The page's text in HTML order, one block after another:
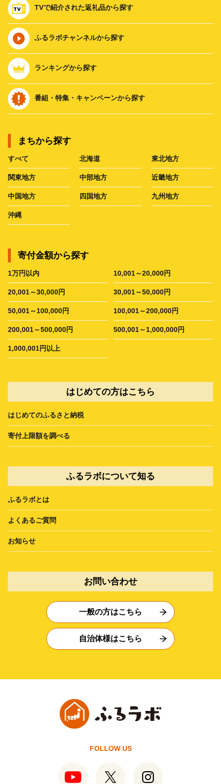
TVで紹介された返礼品から探す
ふるラボチャンネルから探す
ランキングから探す
番組・特集・キャンペーンから探す
まちから探す
すべて 北海道 東北地方
関東地方 中部地方 近畿地方
中国地方 四国地方 九州地方
沖縄
寄付金額から探す
1万円以内 10,001～20,000円
20,001～30,000円 30,001～50,000円
50,001～100,000円 100,001～200,000円
200,001～500,000円 500,001～1,000,000円
1,000,001円以上
はじめての方はこちら
はじめてのふるさと納税
寄付上限額を調べる
ふるラボについて知る
ふるラボとは
よくあるご質問
お知らせ
お問い合わせ
一般の方はこちら
自治体様はこちら
FOLLOW US